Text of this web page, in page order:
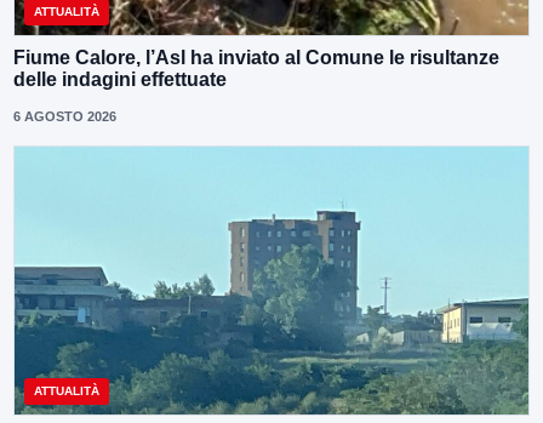
ATTUALITÀ
Fiume Calore, l’Asl ha inviato al Comune le risultanze
delle indagini effettuate
6 AGOSTO 2026
ATTUALITÀ